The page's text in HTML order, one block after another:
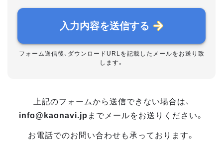
入力内容を送信する
フォーム送信後、ダウンロードURLを記載したメールをお送り致
します。
上記のフォームから送信できない場合は、
info@kaonavi.jp までメールをお送りください。
お電話でのお問い合わせも承っております。